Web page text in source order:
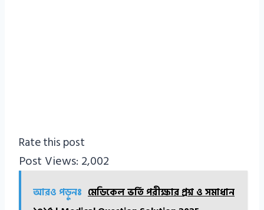
Rate this post
Post Views: 2,002
আরও পড়ুনঃ মেডিকেল ভর্তি পরীক্ষার প্রশ্ন ও সমাধান